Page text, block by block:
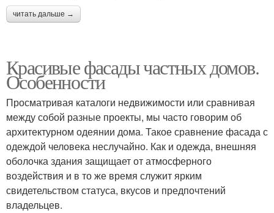
читать дальше →
Красивые фасады частных домов.
Особенности
Просматривая каталоги недвижимости или сравнивая
между собой разные проекты, мы часто говорим об
архитектурном одеянии дома. Такое сравнение фасада с
одеждой человека неслучайно. Как и одежда, внешняя
оболочка здания защищает от атмосферного
воздействия и в то же время служит ярким
свидетельством статуса, вкусов и предпочтений
владельцев.